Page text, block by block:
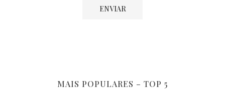
MAIS POPULARES – TOP 5